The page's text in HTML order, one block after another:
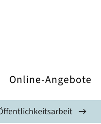
Online-Angebote